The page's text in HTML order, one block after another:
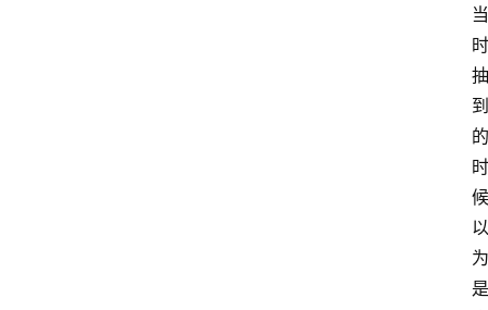
当
时
抽
到
的
时
候
以
为
是